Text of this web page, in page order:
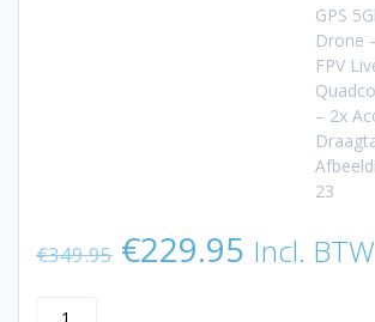
€349.95 Oorspronkelijke
prijs
€229.95 Huidige
prijs
Incl. BTW
LUXWALLET®